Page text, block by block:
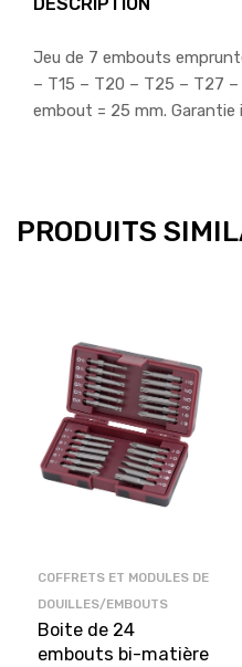
Jeu de 7 embouts
– T15 – T20 – T25 – T27
embout = 25 mm.
PRODUITS
COFFRETS ET MODULES DE
DOUILLES/EMBOUTS
Boite de 24
embouts bi-matière